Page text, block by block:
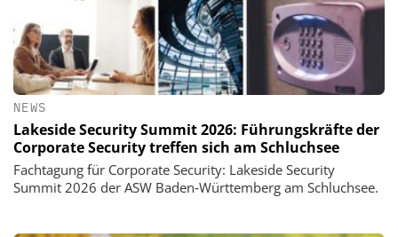
NEWS
Lakeside Security Summit 2026: Führungskräfte der
Corporate Security treffen sich am Schluchsee
Fachtagung für Corporate Security: Lakeside Security
Summit 2026 der ASW Baden‑Württemberg am Schluchsee.